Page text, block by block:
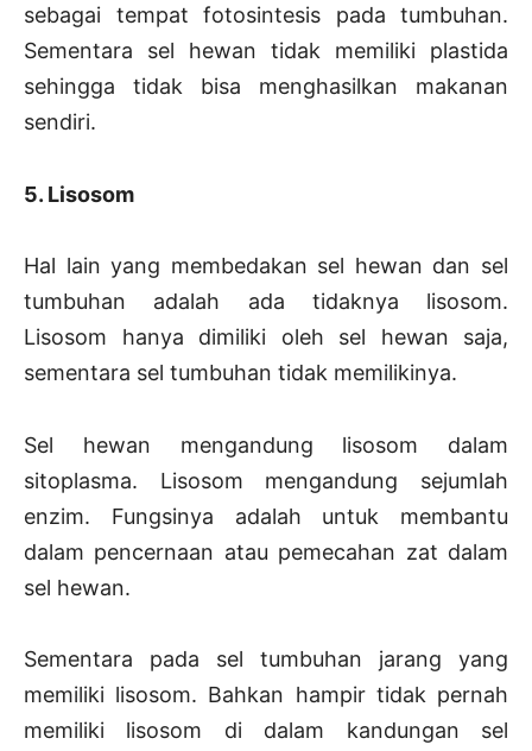
sebagai tempat fotosintesis pada tumbuhan.
Sementara sel hewan tidak memiliki plastida
sehingga tidak bisa menghasilkan makanan
sendiri.
5. Lisosom
Hal lain yang membedakan sel hewan dan sel
tumbuhan adalah ada tidaknya lisosom.
Lisosom hanya dimiliki oleh sel hewan saja,
sementara sel tumbuhan tidak memilikinya.
Sel hewan mengandung lisosom dalam
sitoplasma. Lisosom mengandung sejumlah
enzim. Fungsinya adalah untuk membantu
dalam pencernaan atau pemecahan zat dalam
sel hewan.
Sementara pada sel tumbuhan jarang yang
memiliki lisosom. Bahkan hampir tidak pernah
memiliki lisosom di dalam kandungan sel